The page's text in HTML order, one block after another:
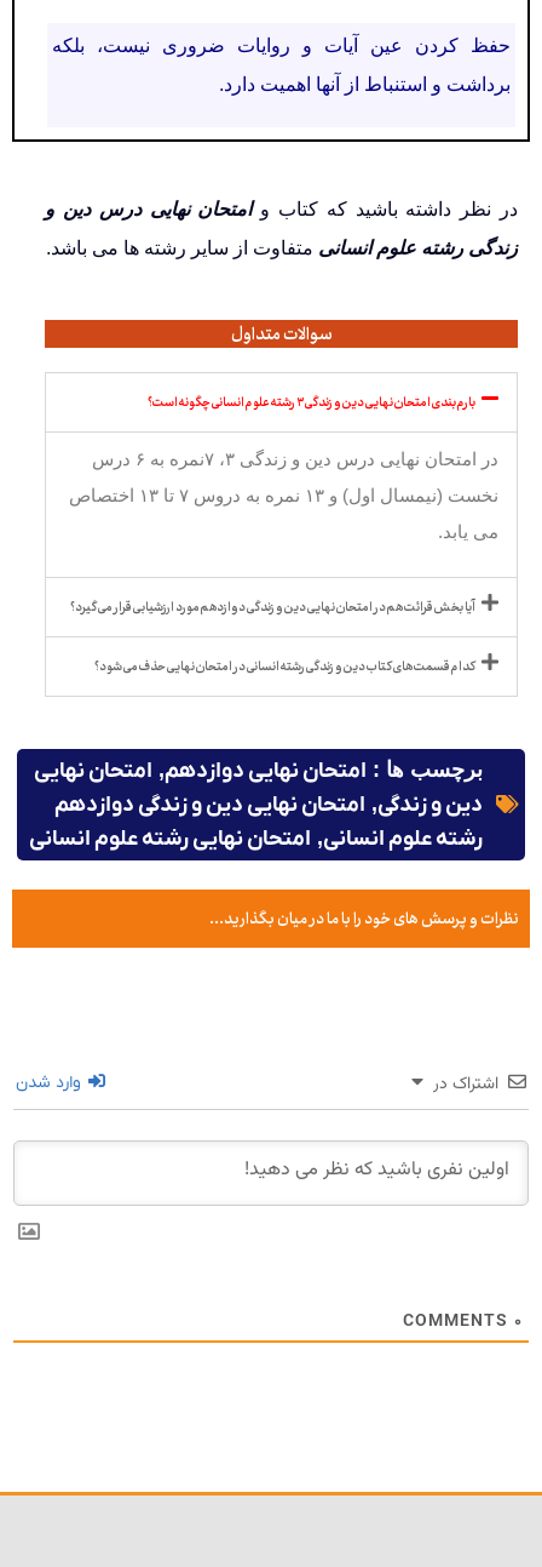
حفظ کردن عین آیات و روایات ضروری نیست، بلکه
برداشت و استنباط از آنها اهمیت دارد.
در نظر داشته باشید که کتاب وامتحان نهایی درس دین و
زندگی رشته علوم انسانی متفاوت از سایر رشته ها می باشد.
سوالات متداول
بارم بندی امتحان نهایی دین و زندگی ۳ رشته علوم انسانی چگونه است؟
در امتحان نهایی درس دین و زندگی ۳، ۷نمره به ۶ درس
نخست (نیمسال اول) و ۱۳ نمره به دروس ۷ تا ۱۳ اختصاص
می یابد.
آیا بخش قرائت هم در امتحان نهایی دین و زندگی دوازدهم مورد ارزشیابی قرار می گیرد؟
کدام قسمت های کتاب دین و زندگی رشته انسانی در امتحان نهایی حذف می شود؟
برچسب ها : امتحان نهایی دوازدهم, امتحان نهایی
دین و زندگی, امتحان نهایی دین و زندگی دوازدهم
رشته علوم انسانی, امتحان نهایی رشته علوم انسانی
نظرات و پرسش های خود را با ما در میان بگذارید...
اشتراک در وارد شدن
۰